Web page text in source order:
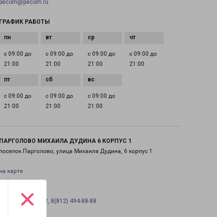
×
pecom@pecom.ru
ГРАФИК РАБОТЫ
с 09:00 до
21:00
с 09:00 до
21:00
с 09:00 до
21:00
с 09:00 до
21:00
с 09:00 до
21:00
с 09:00 до
21:00
с 09:00 до
21:00
ПАРГОЛОВО МИХАИЛА ДУДИНА 6 КОРПУС 1
поселок Парголово, улица Михаила Дудина, 6 корпус 1
на карте
+7(812) 458-09-02, 8(812) 494-88-88